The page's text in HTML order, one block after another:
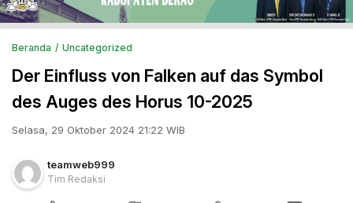
Beranda Uncategorized
Der Einfluss von Falken auf das Symbol
des Auges des Horus 10-2025
Selasa, 29 Oktober 2024 21:22 WIB
teamweb999
Tim Redaksi